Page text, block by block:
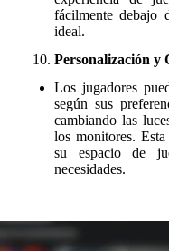
fácilmente debajo
ideal.
Personalización y
Los jugadores
según sus
cambiando las
los monitores.
su espacio de
necesidades.